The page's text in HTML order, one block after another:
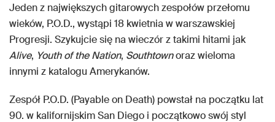
Jeden z największych gitarowych zespołów przełomu
wieków, P.O.D., wystąpi 18 kwietnia w warszawskiej
Progresji. Szykujcie się na wieczór z takimi hitami jak
Alive, Youth of the Nation, Southtownoraz wieloma
innymi z katalogu Amerykanów.
Zespół P.O.D. (Payable on Death) powstał na początku lat
90. w kalifornijskim San Diego i początkowo swój styl